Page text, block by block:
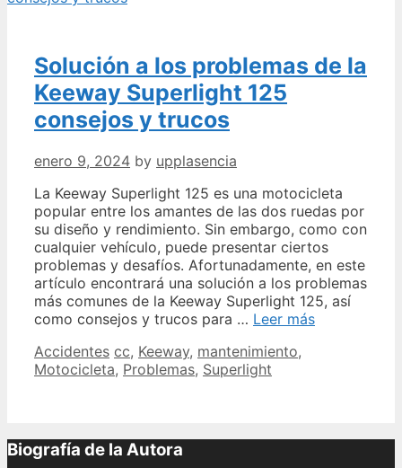
Solución a los problemas de la
Keeway Superlight 125
consejos y trucos
enero 9, 2024 by upplasencia
La Keeway Superlight 125 es una motocicleta
popular entre los amantes de las dos ruedas por
su diseño y rendimiento. Sin embargo, como con
cualquier vehículo, puede presentar ciertos
problemas y desafíos. Afortunadamente, en este
artículo encontrará una solución a los problemas
más comunes de la Keeway Superlight 125, así
como consejos y trucos para … Leer másSolución
Superlight
Categories
Accidentes Tags
cc, Keeway, mantenimiento,
Motocicleta, Problemas, Superlight
Biografía de la Autora